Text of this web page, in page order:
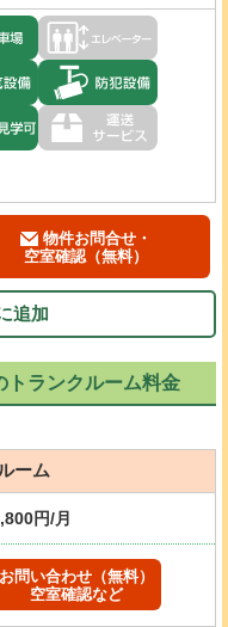
物件お問合せ・
空室確認（無料）
追加
トランクルーム料金
ーム
円/月
お問い合わせ（無料）
空室確認など